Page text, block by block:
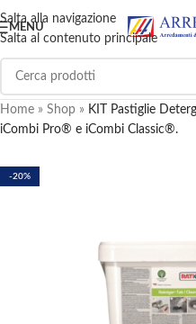
Salta alla navigazione
Salta al contenuto principale
MENU
Home » Shop » KIT Pastiglie
iCombi Pro® e iCombi Classic®.
-20%